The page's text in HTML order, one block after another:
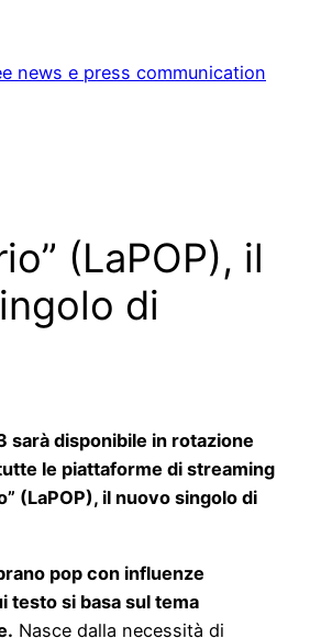
news e press communication
(LaPOP), il
di
sarà disponibile in rotazione
le piattaforme di streaming
(LaPOP), il nuovo singolo di
pop con influenze
testo si basa sul tema
Nasce dalla necessità di